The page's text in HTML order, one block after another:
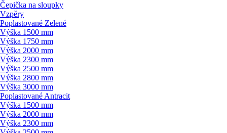
Čepička na sloupky
Vzpěry
Poplastované Zelené
Výška 1500 mm
Výška 1750 mm
Výška 2000 mm
Výška 2300 mm
Výška 2500 mm
Výška 2800 mm
Výška 3000 mm
Poplastované Antracit
Výška 1500 mm
Výška 2000 mm
Výška 2300 mm